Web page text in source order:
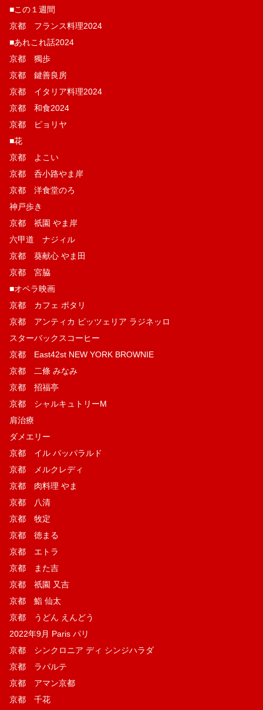
■この１週間
京都 フランス料理2024
■あれこれ話2024
京都 獨歩
京都 鍵善良房
京都 イタリア料理2024
京都 和食2024
京都 ピョリヤ
■花
京都 よこい
京都 呑小路やま岸
京都 洋食堂のろ
神戸歩き
京都 祇園 やま岸
六甲道 ナジィル
京都 葵献心 やま田
京都 宮脇
■オペラ映画
京都 カフェ ポタリ
京都 アンティカ ピッツェリア ラジネッロ
スターバックスコーヒー
京都 East42st NEW YORK BROWNIE
京都 二條 みなみ
京都 招福亭
京都 シャルキュトリーM
肩治療
ダメエリー
京都 イル パッパラルド
京都 メルクレディ
京都 肉料理 やま
京都 八清
京都 牧定
京都 徳まる
京都 エトラ
京都 また吉
京都 祇園 又吉
京都 鮨 仙太
京都 うどん えんどう
2022年9月 Paris パリ
京都 シンクロニア ディ シンジハラダ
京都 ラパルテ
京都 アマン京都
京都 千花